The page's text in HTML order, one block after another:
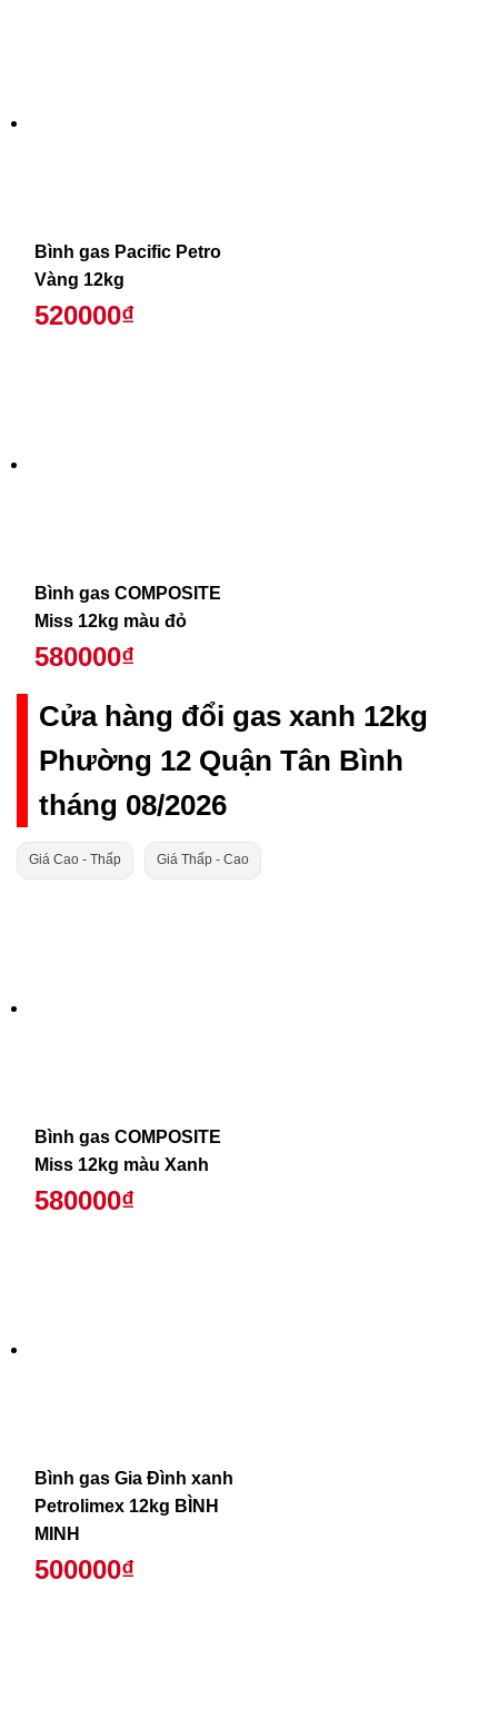
Bình gas Pacific Petro
Vàng 12kg
520000₫
Bình gas COMPOSITE
Miss 12kg màu đỏ
580000₫
Cửa hàng đổi gas xanh 12kg
Phường 12 Quận Tân Bình
tháng 08/2026
Giá Cao - Thấp Giá Thấp - Cao
Bình gas COMPOSITE
Miss 12kg màu Xanh
580000₫
Bình gas Gia Đình xanh
Petrolimex 12kg BÌNH
MINH
500000₫